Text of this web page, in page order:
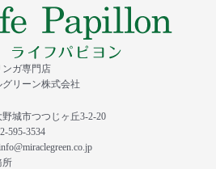
ンガ専門店
グリーン株式会社
城市つつじヶ丘3-2-20
595-3534
所